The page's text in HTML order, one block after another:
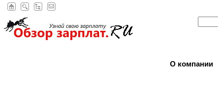
О компании